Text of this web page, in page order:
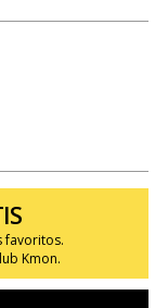
favoritos.
Kmon.